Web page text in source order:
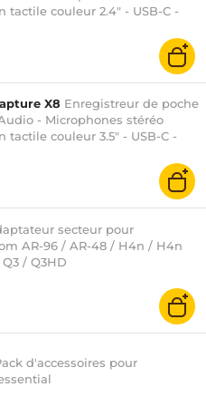
tactile couleur 2.4" - USB-C -
X8 Enregistreur de poche
- Microphones stéréo
tactile couleur 3.5" - USB-C -
secteur pour
AR-96 / AR-48 / H4n / H4n
/ Q3HD
d'accessoires pour